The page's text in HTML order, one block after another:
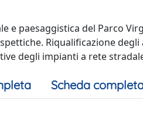
e paesaggistica del Parco
Riqualificazione
degli impianti a rete
Scheda